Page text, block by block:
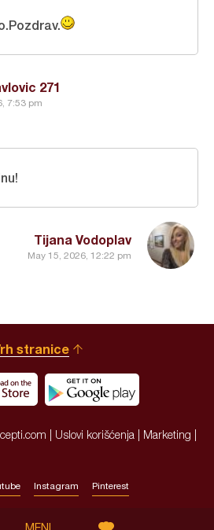
271
7:53 pm
Tijana Vodoplav
May 15, 2026, 12:22 pm
stranice
| Uslovi korišćenja Marketing
Instagram Pinterest